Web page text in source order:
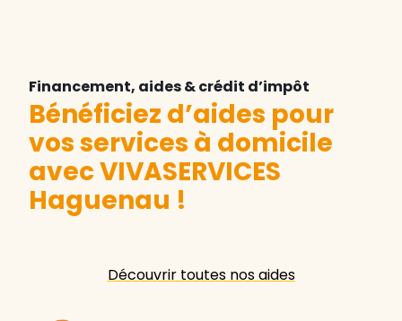
Financement, aides & crédit d’impôt
Bénéficiez d’aides pour
vos services à domicile
avec VIVASERVICES
Haguenau !
Découvrir toutes nos aides